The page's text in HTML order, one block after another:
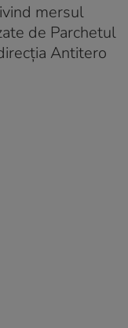
mersul
de Parchetul
Antitero